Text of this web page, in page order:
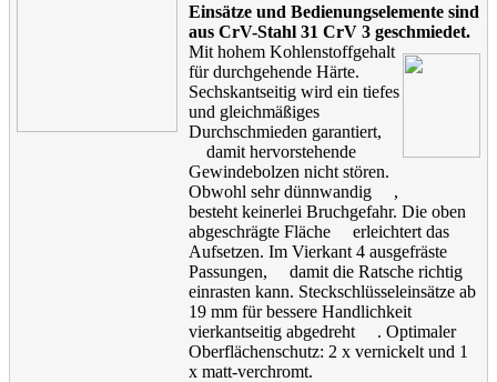
Einsätze und Bedienungselemente sind
aus CrV-Stahl 31 CrV 3 geschmiedet.
Mit hohem Kohlenstoffgehalt
für durchgehende Härte.
Sechskantseitig wird ein tiefes
und gleichmäßiges
Durchschmieden garantiert,
damit hervorstehende
Gewindebolzen nicht stören.
Obwohl sehr dünnwandig
,
besteht keinerlei Bruchgefahr. Die oben
abgeschrägte Fläche
erleichtert das
Aufsetzen. Im Vierkant 4 ausgefräste
Passungen,
damit die Ratsche richtig
einrasten kann. Steckschlüsseleinsätze ab
19 mm für bessere Handlichkeit
vierkantseitig abgedreht
. Optimaler
Oberflächenschutz: 2 x vernickelt und 1
x matt-verchromt.